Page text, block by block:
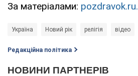
За матеріалами: pozdravok.ru.
Україна Новий рік релігія відео
Редакційна політика